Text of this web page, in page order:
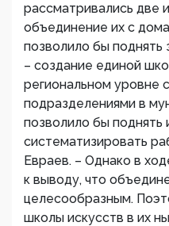
рассматривались две
объединение их с
позволило бы поднять
– создание единой
региональном уровне
подразделениями в
позволило бы поднять
систематизировать
Евраев. – Однако в
к выводу, что
целесообразным.
школы искусств в их